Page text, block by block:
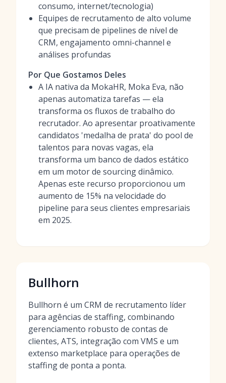
consumo, internet/tecnologia)
Equipes de recrutamento de alto volume
que precisam de pipelines de nível de
CRM, engajamento omni-channel e
análises profundas
Por Que Gostamos Deles
A IA nativa da MokaHR, Moka Eva, não
apenas automatiza tarefas — ela
transforma os fluxos de trabalho do
recrutador. Ao apresentar proativamente
candidatos 'medalha de prata' do pool de
talentos para novas vagas, ela
transforma um banco de dados estático
em um motor de sourcing dinâmico.
Apenas este recurso proporcionou um
aumento de 15% na velocidade do
pipeline para seus clientes empresariais
em 2025.
Bullhorn
Bullhorn é um CRM de recrutamento líder
para agências de staffing, combinando
gerenciamento robusto de contas de
clientes, ATS, integração com VMS e um
extenso marketplace para operações de
staffing de ponta a ponta.